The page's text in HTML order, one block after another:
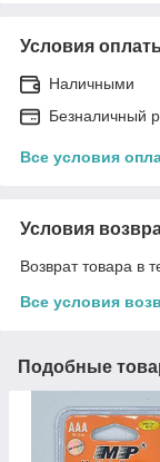
Условия
Наличными
Безналичный
Все условия
Условия
Возврат товара в
Все условия
Подобные